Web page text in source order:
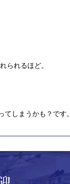
られるほど。
しまうかも？です。